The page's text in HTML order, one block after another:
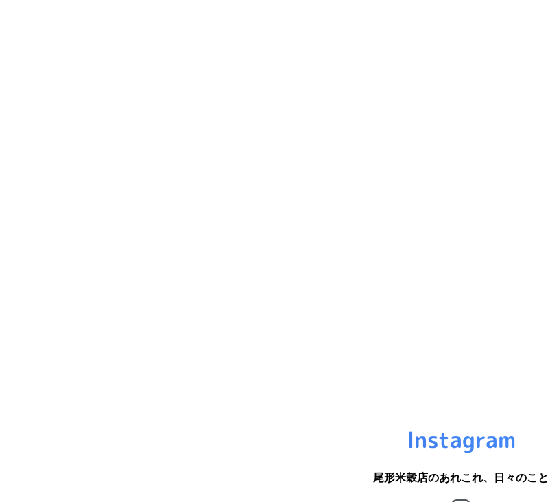
Instagram
尾形米穀店のあれこれ、日々のこと